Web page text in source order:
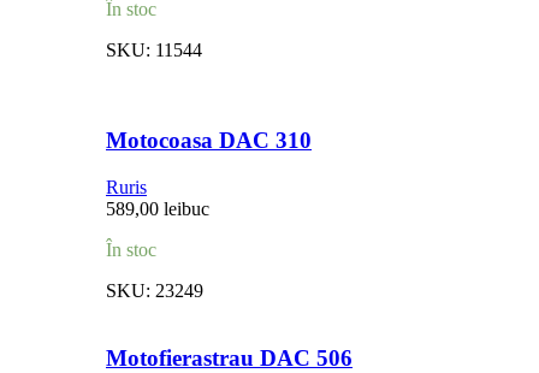
În stoc
SKU: 11544
Motocoasa DAC 310
Ruris
589,00 leibuc
În stoc
SKU: 23249
Motofierastrau DAC 506